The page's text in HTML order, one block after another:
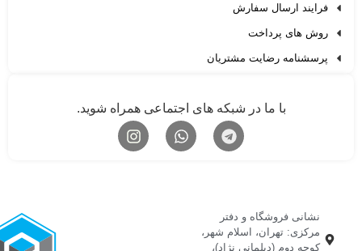
فرایند ارسال سفارش
روش های پرداخت
پرسشنامه رضایت مشتریان
با ما در شبکه های اجتماعی همراه شوید.
نشانی فروشگاه و دفتر
مرکزی: تهران، اسلام شهر،
کوچه دوم (دیلمانی نژاد)،